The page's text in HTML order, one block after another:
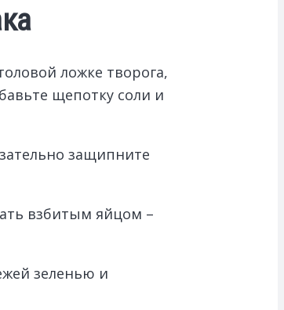
ложке творога,
щепотку соли и
защипните
взбитым яйцом –
зеленью и